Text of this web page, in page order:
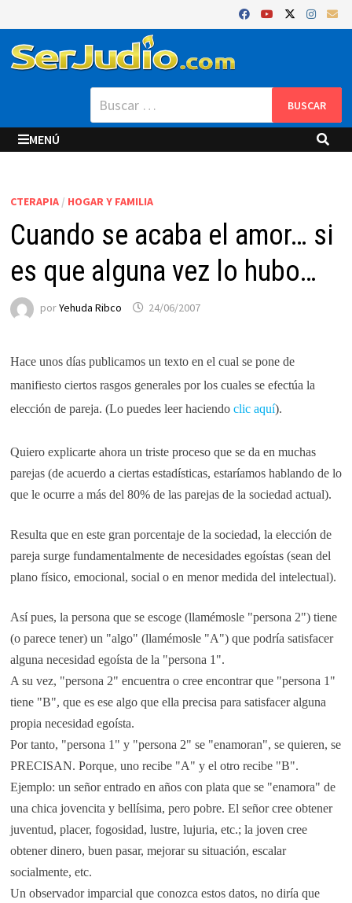
al
contenido
Buscar:
MENÚ
CTERAPIA/ HOGAR Y FAMILIA
Cuando se acaba el amor… si
es que alguna vez lo hubo…
porYehuda Ribco 24/06/2007
Hace unos días publicamos un texto en el cual se pone de
manifiesto ciertos rasgos generales por los cuales se efectúa la
elección de pareja. (Lo puedes leer haciendo clic aquí).
Quiero explicarte ahora un triste proceso que se da en muchas
parejas (de acuerdo a ciertas estadísticas, estaríamos hablando de lo
que le ocurre a más del 80% de las parejas de la sociedad actual).
Resulta que en este gran porcentaje de la sociedad, la elección de
pareja surge fundamentalmente de necesidades egoístas (sean del
plano físico, emocional, social o en menor medida del intelectual).
Así pues, la persona que se escoge (llamémosle "persona 2") tiene
(o parece tener) un "algo" (llamémosle "A") que podría satisfacer
alguna necesidad egoísta de la "persona 1".
A su vez, "persona 2" encuentra o cree encontrar que "persona 1"
tiene "B", que es ese algo que ella precisa para satisfacer alguna
propia necesidad egoísta.
Por tanto, "persona 1" y "persona 2" se "enamoran", se quieren, se
PRECISAN. Porque, uno recibe "A" y el otro recibe "B".
Ejemplo: un señor entrado en años con plata que se "enamora" de
una chica jovencita y bellísima, pero pobre. El señor cree obtener
juventud, placer, fogosidad, lustre, lujuria, etc.; la joven cree
obtener dinero, buen pasar, mejorar su situación, escalar
socialmente, etc.
Un observador imparcial que conozca estos datos, no diría que